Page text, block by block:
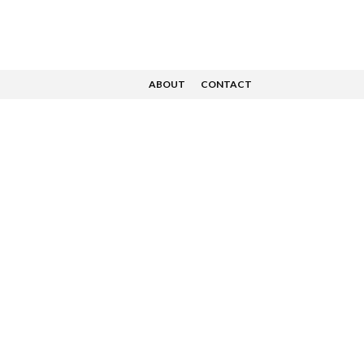
ABOUT CONTACT